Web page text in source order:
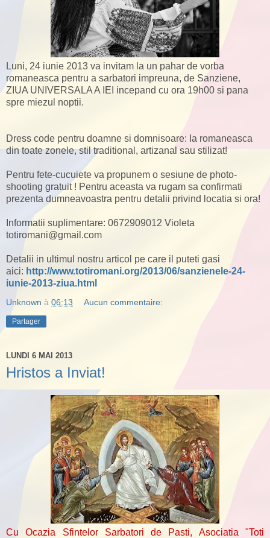
Luni, 24 iunie 2013 va invitam la un pahar de vorba
romaneasca pentru a sarbatori impreuna, de Sanziene,
ZIUA UNIVERSALA A IEI incepand cu ora 19h00 si pana
spre miezul noptii.
Dress code pentru doamne si domnisoare: Ia romaneasca
din toate zonele, stil traditional, artizanal sau stilizat!
Pentru fete-cucuiete va propunem o sesiune de photo-
shooting gratuit ! Pentru aceasta va rugam sa confirmati
prezenta dumneavoastra pentru detalii privind locatia si ora!
Informatii suplimentare: 0672909012 Violeta
totiromani@gmail.com
Detalii in ultimul nostru articol pe care il puteti gasi
aici: http://www.totiromani.org/2013/06/sanzienele-24-
iunie-2013-ziua.html
Unknown à 06:13 Aucun commentaire:
Partager
LUNDI 6 MAI 2013
Hristos a Inviat!
Cu Ocazia Sfintelor Sarbatori de Pasti, Asociatia "Toti